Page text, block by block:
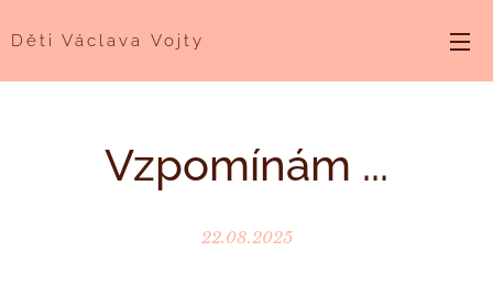
Děti Václava Vojty
Vzpomínám ...
22.08.2025